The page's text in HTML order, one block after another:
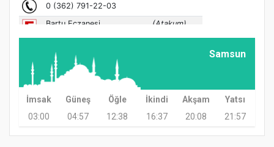
Samsun
İmsak Güneş Öğle İkindi Akşam
Yatsı
03:00
04:57 12:38 16:37 20:08 21:57